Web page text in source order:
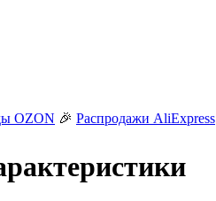
OZON 🎉 Распродажи AliExpress